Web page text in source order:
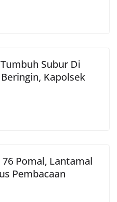
Subur Di
Kapolsek
Pomal, Lantamal
Pembacaan